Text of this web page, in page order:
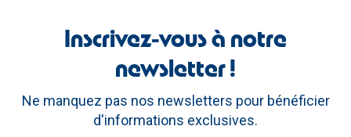
Inscrivez-vous à notre
newsletter !
Ne manquez pas nos newsletters pour bénéficier
d'informations exclusives.